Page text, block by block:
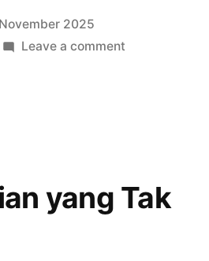
2025
Leave a comment
yang Tak